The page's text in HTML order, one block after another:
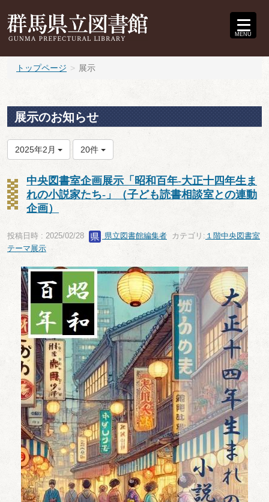
MENU
トップページ 展示
展示のお知らせ
2025年2月 20件
中央図書室企画展示「昭和百年-大正十四年生ま
れの小説家たち-」（子ども読書相談室との連動
企画）
投稿日時 : 2025/02/28 県立図書館編集者 カテゴリ: １階中央図書室
テーマ展示